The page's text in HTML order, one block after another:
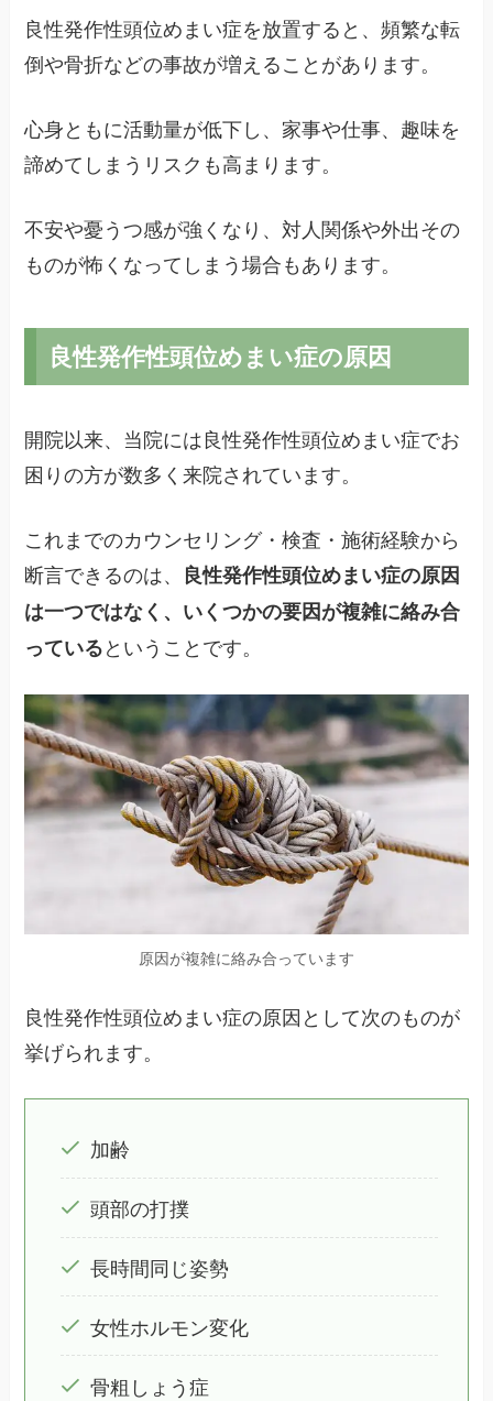
良性発作性頭位めまい症を放置すると、頻繁な転
倒や骨折などの事故が増えることがあります。
心身ともに活動量が低下し、家事や仕事、趣味を
諦めてしまうリスクも高まります。
不安や憂うつ感が強くなり、対人関係や外出その
ものが怖くなってしまう場合もあります。
良性発作性頭位めまい症の原因
開院以来、当院には良性発作性頭位めまい症でお
困りの方が数多く来院されています。
これまでのカウンセリング・検査・施術経験から
断言できるのは、
良性発作性頭位めまい症の原因
は一つではなく、いくつかの要因が複雑に絡み合
っているということです。
原因が複雑に絡み合っています
良性発作性頭位めまい症の原因として次のものが
挙げられます。
加齢
頭部の打撲
長時間同じ姿勢
女性ホルモン変化
骨粗しょう症